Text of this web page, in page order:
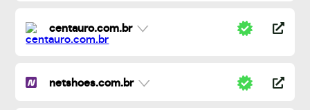
centauro.com.br
netshoes.com.br